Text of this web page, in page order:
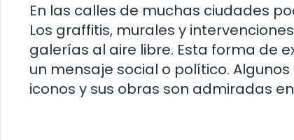
En las calles de muchas ciudades
Los graffitis, murales y
galerías al aire libre. Esta forma de
un mensaje social o político.
iconos y sus obras son admiradas